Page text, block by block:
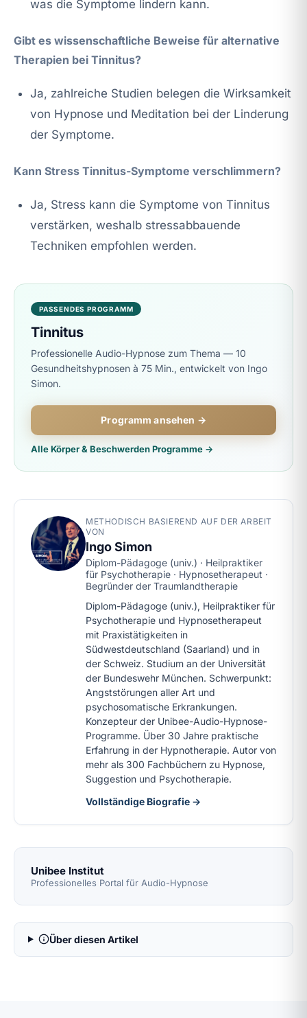
was die Symptome lindern kann.
Gibt es wissenschaftliche Beweise für alternative
Therapien bei Tinnitus?
Ja, zahlreiche Studien belegen die Wirksamkeit
von Hypnose und Meditation bei der Linderung
der Symptome.
Kann Stress Tinnitus-Symptome verschlimmern?
Ja, Stress kann die Symptome von Tinnitus
verstärken, weshalb stressabbauende
Techniken empfohlen werden.
PASSENDES PROGRAMM
Tinnitus
Professionelle Audio-Hypnose zum Thema — 10
Gesundheitshypnosen à 75 Min., entwickelt von Ingo
Simon.
Programm ansehen →
Alle Körper & Beschwerden Programme →
METHODISCH BASIEREND AUF DER ARBEIT
VON
Ingo Simon
Diplom-Pädagoge (univ.) · Heilpraktiker
für Psychotherapie · Hypnosetherapeut ·
Begründer der Traumlandtherapie
Diplom-Pädagoge (univ.), Heilpraktiker für
Psychotherapie und Hypnosetherapeut
mit Praxistätigkeiten in
Südwestdeutschland (Saarland) und in
der Schweiz. Studium an der Universität
der Bundeswehr München. Schwerpunkt:
Angststörungen aller Art und
psychosomatische Erkrankungen.
Konzepteur der Unibee-Audio-Hypnose-
Programme. Über 30 Jahre praktische
Erfahrung in der Hypnotherapie. Autor von
mehr als 300 Fachbüchern zu Hypnose,
Suggestion und Psychotherapie.
Vollständige Biografie →
Unibee Institut
Professionelles Portal für Audio-Hypnose
Über diesen Artikel